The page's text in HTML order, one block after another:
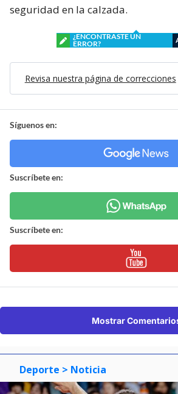
seguridad en la calzada.
¿ENCONTRASTE UN
ERROR?
Revisa nuestra página de correcciones
Síguenos en:
Suscríbete en:
Suscríbete en:
Mostrar
Deporte > Noticia